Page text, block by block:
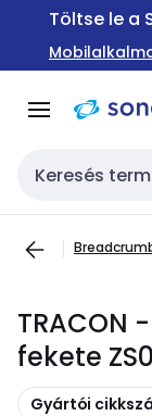
Ugrás aTöltse le a
Keresési bemenet
TRACON
fekete
Másolás
Gyártói